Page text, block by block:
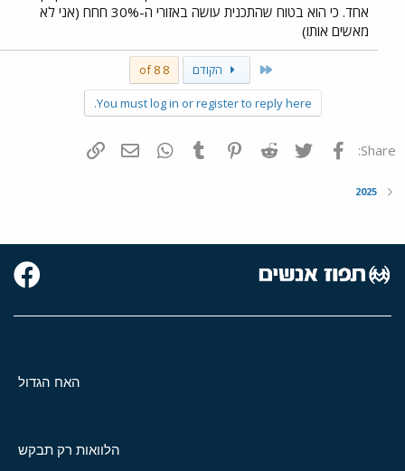
אחד. כי הוא בטוח שהתכנית עושה באזורי ה-30% חחח (אני לא
מאשים אותו)
First הקודם 8 of 8
You must log in or register to reply here.
Share: פייסבוק Twitter
Reddit
Pinterest
Tumblr
WhatsAppדואר אלקטרוני
2025
האח הגדול
הלוואות רק תבקש